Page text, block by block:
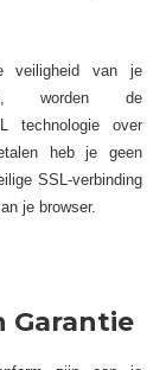
veiligheid van je
worden de
technologie over
heb je geen
SSL-verbinding
je browser.
Garantie